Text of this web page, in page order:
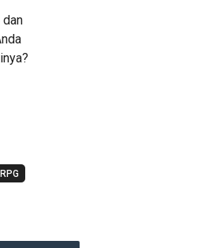
RPG